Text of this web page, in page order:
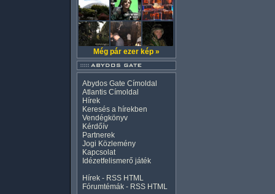
Még pár ezer kép »
Abydos Gate Címoldal
Atlantis Címoldal
Hírek
Keresés a hírekben
Vendégkönyv
Kérdőív
Partnerek
Jogi Közlemény
Kapcsolat
Idézetfelismerő játék
Hírek - RSS HTML
Fórumtémák - RSS HTML